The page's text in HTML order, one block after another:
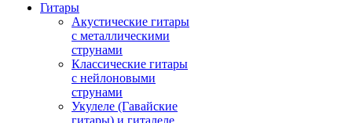
Гитары
Акустические гитары
с металлическими
струнами
Классические гитары
с нейлоновыми
струнами
Укулеле (Гавайские
гитары) и гиталеле